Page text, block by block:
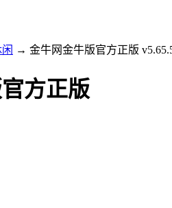
→ 金牛网金牛版官方正版
方正版